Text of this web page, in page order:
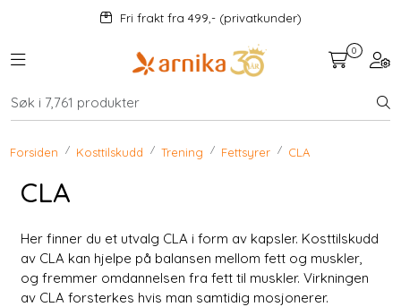
Skip to main content
Fri frakt fra 499,- (privatkunder)
Toggle navigation
0
Forsiden Kosttilskudd Trening Fettsyrer CLA
CLA
Her finner du et utvalg CLA i form av kapsler. Kosttilskudd
av CLA kan hjelpe på balansen mellom fett og muskler,
og fremmer omdannelsen fra fett til muskler. Virkningen
av CLA forsterkes hvis man samtidig mosjonerer.
Mat og drikke
Urter
Hjem og kjøkken